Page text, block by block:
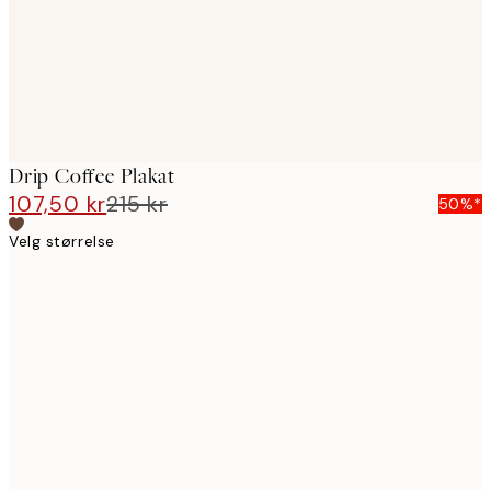
Drip Coffee Plakat
107,50 kr215 kr
50%*
Velg størrelse